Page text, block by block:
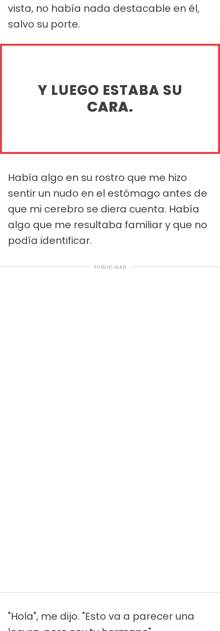
vista, no había nada destacable en él,
salvo su porte.
Y LUEGO ESTABA SU
CARA.
Había algo en su rostro que me hizo
sentir un nudo en el estómago antes de
que mi cerebro se diera cuenta. Había
algo que me resultaba familiar y que no
podía identificar.
PUBLICIDAD
"Hola", me dijo. "Esto va a parecer una